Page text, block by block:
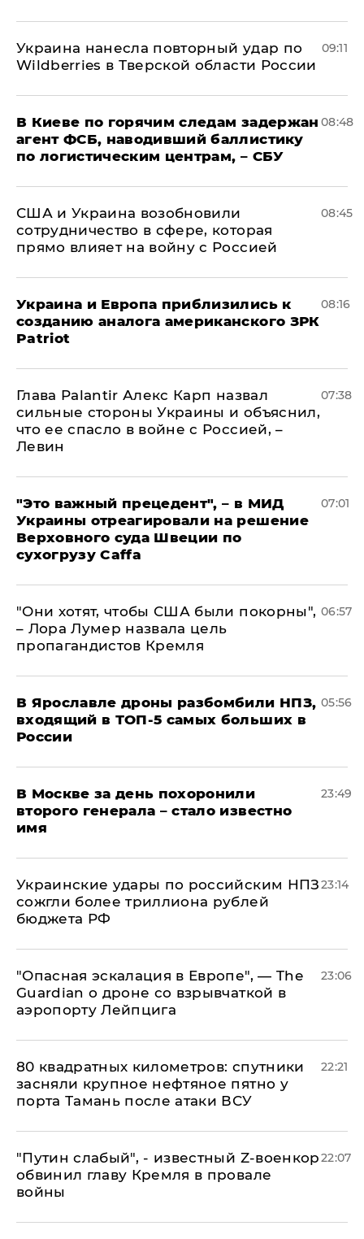
Украина нанесла повторный удар по
Wildberries в Тверской области России
09:11
В Киеве по горячим следам задержан
агент ФСБ, наводивший баллистику
по логистическим центрам, – СБУ
08:48
США и Украина возобновили
сотрудничество в сфере, которая
прямо влияет на войну с Россией
08:45
Украина и Европа приблизились к
созданию аналога американского ЗРК
Patriot
08:16
Глава Palantir Алекс Карп назвал
сильные стороны Украины и объяснил,
что ее спасло в войне с Россией, –
Левин
07:38
"Это важный прецедент", – в МИД
Украины отреагировали на решение
Верховного суда Швеции по
сухогрузу Caffa
07:01
"Они хотят, чтобы США были покорны",
– Лора Лумер назвала цель
пропагандистов Кремля
06:57
В Ярославле дроны разбомбили НПЗ,
входящий в ТОП-5 самых больших в
России
05:56
В Москве за день похоронили
второго генерала – стало известно
имя
23:49
Украинские удары по российским НПЗ
сожгли более триллиона рублей
бюджета РФ
23:14
"Опасная эскалация в Европе", — The
Guardian о дроне со взрывчаткой в
аэропорту Лейпцига
23:06
80 квадратных километров: спутники
засняли крупное нефтяное пятно у
порта Тамань после атаки ВСУ
22:21
​"Путин слабый", - известный Z-военкор
обвинил главу Кремля в провале
войны
22:07